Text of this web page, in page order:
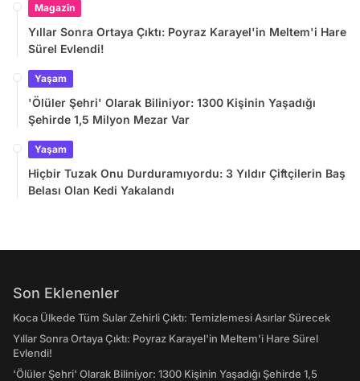
Magazin
Yıllar Sonra Ortaya Çıktı: Poyraz Karayel'in Meltem'i Hare
Sürel Evlendi!
Yaşam
'Ölüler Şehri' Olarak Biliniyor: 1300 Kişinin Yaşadığı
Şehirde 1,5 Milyon Mezar Var
Yaşam
Hiçbir Tuzak Onu Durduramıyordu: 3 Yıldır Çiftçilerin Baş
Belası Olan Kedi Yakalandı
Son Eklenenler
Koca Ülkede Tüm Sular Zehirli Çıktı: Temizlemesi Asırlar Sürecek
Yıllar Sonra Ortaya Çıktı: Poyraz Karayel'in Meltem'i Hare Sürel
Evlendi!
'Ölüler Şehri' Olarak Biliniyor: 1300 Kişinin Yaşadığı Şehirde 1,5